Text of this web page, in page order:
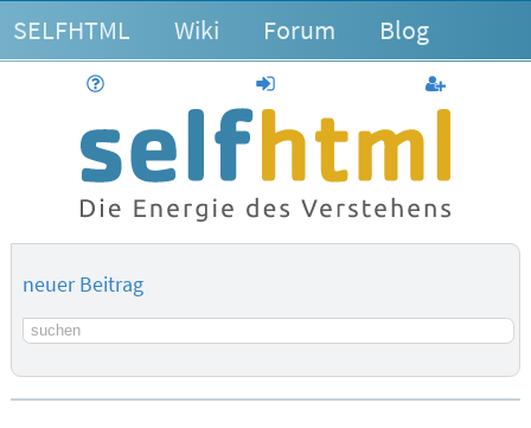
SELFHTML Wiki Forum Blog
anmelden
neuer Beitrag
Suchbegriff